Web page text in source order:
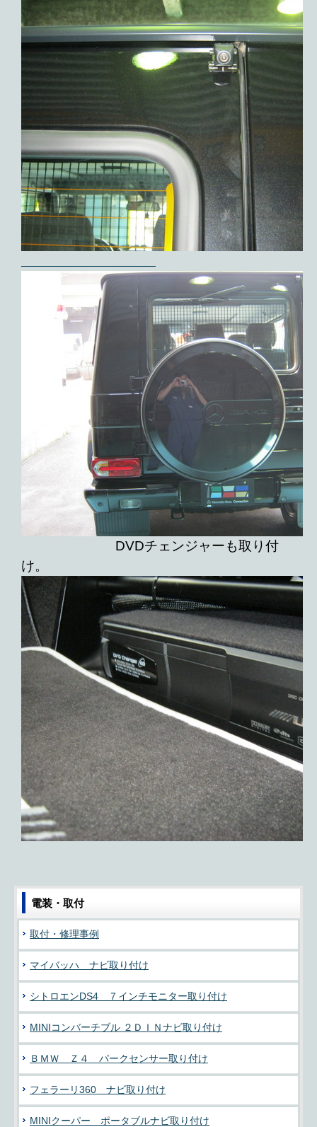
DVDチェンジャーも取り付
け。
電装・取付
取付・修理事例
マイバッハ ナビ取り付け
シトロエンDS4 ７インチモニター取り付け
MINIコンバーチブル ２ＤＩＮナビ取り付け
ＢＭＷ Ｚ４ パークセンサー取り付け
フェラーリ360 ナビ取り付け
MINIクーパー ポータブルナビ取り付け